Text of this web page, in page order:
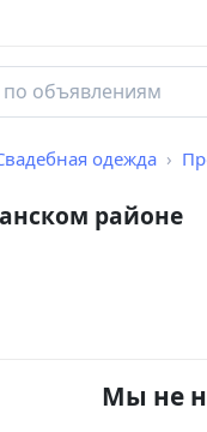
одежда
районе
Мы не